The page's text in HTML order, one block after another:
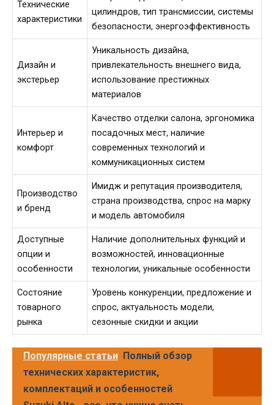
Технические
характеристики
цилиндров, тип трансмиссии, системы
безопасности, энергоэффективность
Дизайн и
экстерьер
Уникальность дизайна,
привлекательность внешнего вида,
использование престижных
материалов
Интерьер и
комфорт
Качество отделки салона, эргономика
посадочных мест, наличие
современных технологий и
коммуникационных систем
Производство
и бренд
Имидж и репутация производителя,
страна производства, спрос на марку
и модель автомобиля
Доступные
опции и
особенности
Наличие дополнительных функций и
возможностей, инновационные
технологии, уникальные особенности
Состояние
товарного
рынка
Уровень конкуренции, предложение и
спрос, актуальность модели,
сезонные скидки и акции
Популярные статьи Полный обзор
технических характеристик,
комплектаций и особенностей